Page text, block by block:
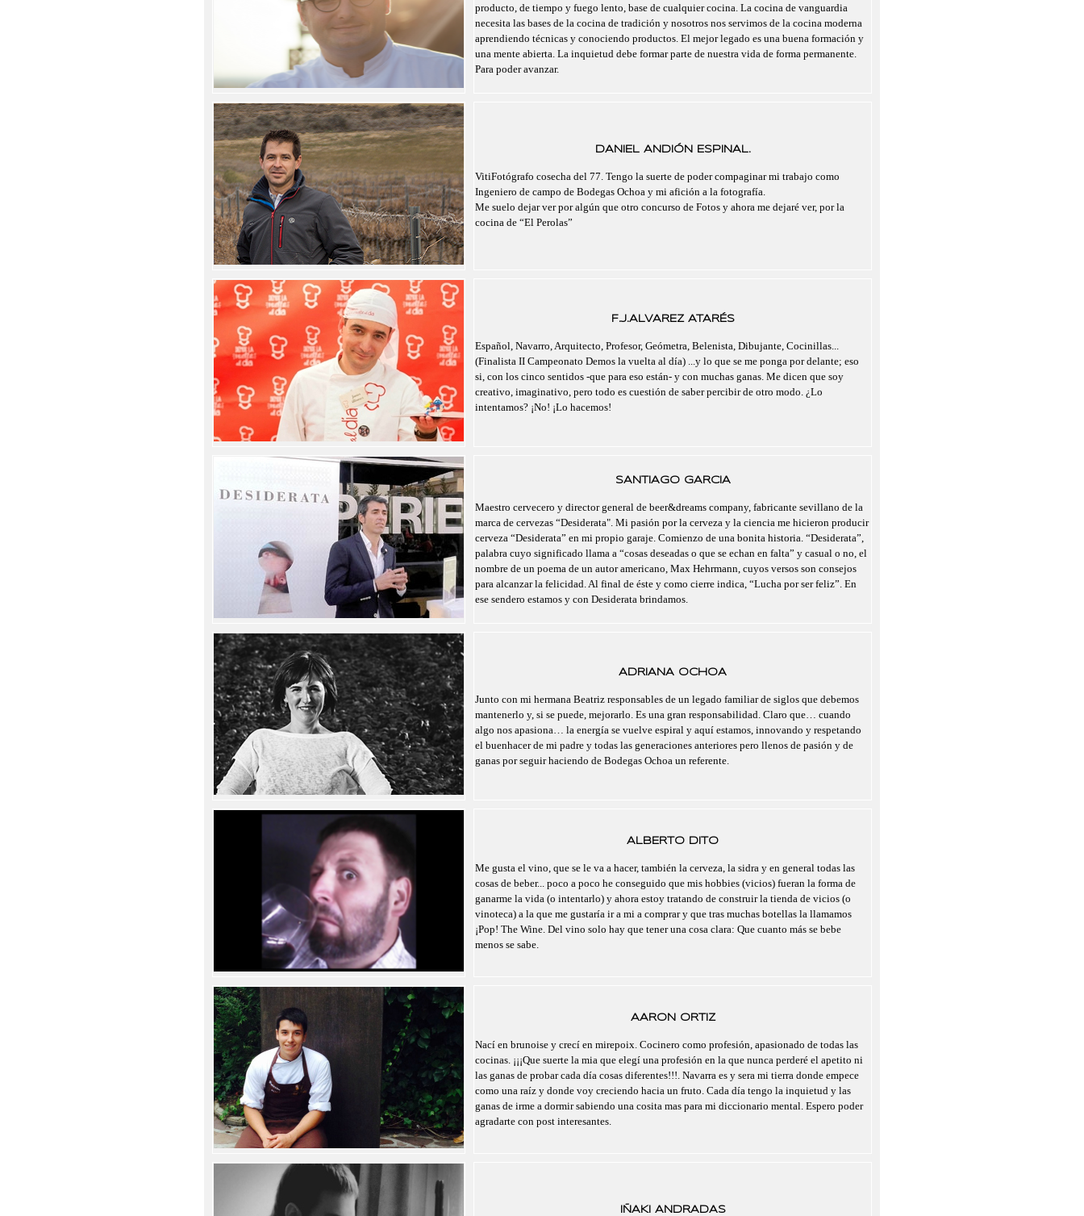
producto, de tiempo y fuego lento, base de cualquier cocina. La cocina de vanguardia
necesita las bases de la cocina de tradición y nosotros nos servimos de la cocina moderna
aprendiendo técnicas y conociendo productos. El mejor legado es una buena formación y
una mente abierta. La inquietud debe formar parte de nuestra vida de forma permanente.
Para poder avanzar.
DANIEL ANDIÓN ESPINAL.
VitiFotógrafo cosecha del 77. Tengo la suerte de poder compaginar mi trabajo como
Ingeniero de campo de Bodegas Ochoa y mi afición a la fotografía.
Me suelo dejar ver por algún que otro concurso de Fotos y ahora me dejaré ver, por la
cocina de “El Perolas”
F.J.ALVAREZ ATARÉS
Español, Navarro, Arquitecto, Profesor, Geómetra, Belenista, Dibujante, Cocinillas...
(Finalista II Campeonato Demos la vuelta al día) ...y lo que se me ponga por delante; eso
si, con los cinco sentidos -que para eso están- y con muchas ganas. Me dicen que soy
creativo, imaginativo, pero todo es cuestión de saber percibir de otro modo. ¿Lo
intentamos? ¡No! ¡Lo hacemos!
SANTIAGO GARCIA
Maestro cervecero y director general de beer&dreams company, fabricante sevillano de la
marca de cervezas “Desiderata". Mi pasión por la cerveza y la ciencia me hicieron producir
cerveza “Desiderata” en mi propio garaje. Comienzo de una bonita historia. “Desiderata”,
palabra cuyo significado llama a “cosas deseadas o que se echan en falta” y casual o no, el
nombre de un poema de un autor americano, Max Hehrmann, cuyos versos son consejos
para alcanzar la felicidad. Al final de éste y como cierre indica, “Lucha por ser feliz”. En
ese sendero estamos y con Desiderata brindamos.
ADRIANA OCHOA
Junto con mi hermana Beatriz responsables de un legado familiar de siglos que debemos
mantenerlo y, si se puede, mejorarlo. Es una gran responsabilidad. Claro que… cuando
algo nos apasiona… la energía se vuelve espiral y aquí estamos, innovando y respetando
el buenhacer de mi padre y todas las generaciones anteriores pero llenos de pasión y de
ganas por seguir haciendo de Bodegas Ochoa un referente.
ALBERTO DITO
Me gusta el vino, que se le va a hacer, también la cerveza, la sidra y en general todas las
cosas de beber... poco a poco he conseguido que mis hobbies (vicios) fueran la forma de
ganarme la vida (o intentarlo) y ahora estoy tratando de construir la tienda de vicios (o
vinoteca) a la que me gustaría ir a mi a comprar y que tras muchas botellas la llamamos
¡Pop! The Wine. Del vino solo hay que tener una cosa clara: Que cuanto más se bebe
menos se sabe.
AARON ORTIZ
Nací en brunoise y crecí en mirepoix. Cocinero como profesión, apasionado de todas las
cocinas. ¡¡¡Que suerte la mia que elegí una profesión en la que nunca perderé el apetito ni
las ganas de probar cada día cosas diferentes!!!. Navarra es y sera mi tierra donde empece
como una raíz y donde voy creciendo hacia un fruto. Cada día tengo la inquietud y las
ganas de irme a dormir sabiendo una cosita mas para mi diccionario mental. Espero poder
agradarte con post interesantes.
IÑAKI ANDRADAS